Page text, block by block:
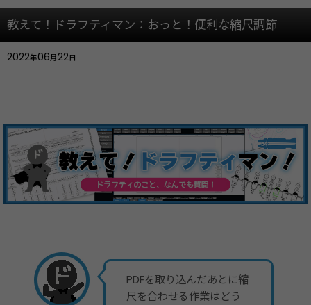
教えて！ドラフティマン：おっと！便利な縮尺調節
2022年06月22日
PDFを取り込んだあとに縮
尺を合わせる作業はどう